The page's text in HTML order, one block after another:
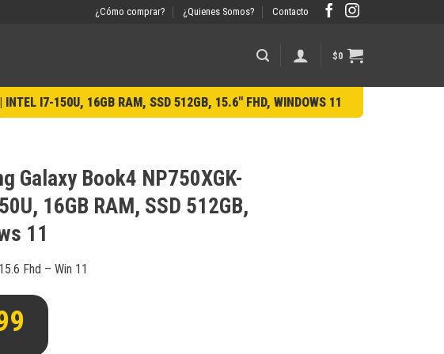
¿Cómo comprar? ¿Quienes Somos? Contacto
$0
I7-150U, 16GB RAM, SSD 512GB, 15.6″ FHD, WINDOWS 11
Galaxy Book4 NP750XGK-
16GB RAM, SSD 512GB,
11
Fhd – Win 11